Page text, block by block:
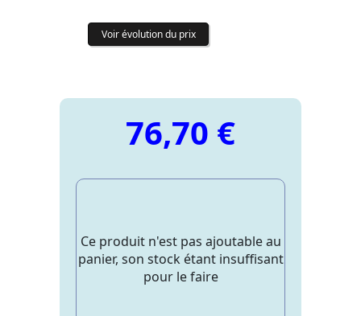
Voir évolution du prix
76,70 €
Ce produit n'est pas ajoutable au
panier, son stock étant insuffisant
pour le faire